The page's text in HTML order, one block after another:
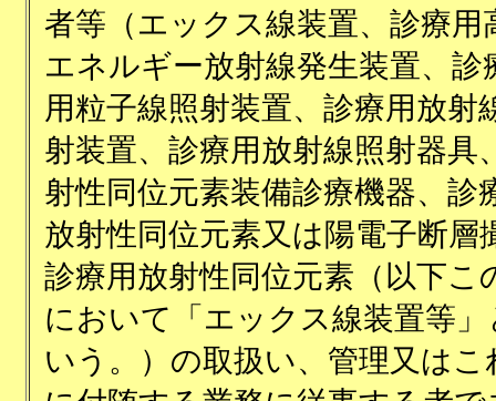
者等（エックス線装置、診療用
エネルギー放射線発生装置、診
用粒子線照射装置、診療用放射
射装置、診療用放射線照射器具
射性同位元素装備診療機器、診
放射性同位元素又は陽電子断層
診療用放射性同位元素（以下こ
において「エックス線装置等」
いう。）の取扱い、管理又はこ